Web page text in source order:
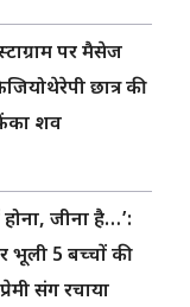
पर मैसेज
छात्र की
शव
जीना है…’:
भूली 5 बच्चों की
संग रचाया